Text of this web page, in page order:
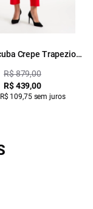
Crepe Trapezio
R$ 879,00
R$ 439,00
109,75 sem juros